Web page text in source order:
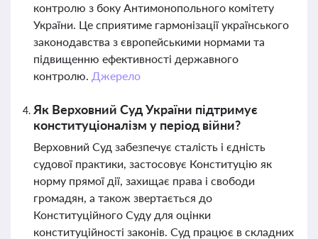
контролю з боку Антимонопольного комітету
України. Це сприятиме гармонізації українського
законодавства з європейськими нормами та
підвищенню ефективності державного
контролю. Джерело
Як Верховний Суд України підтримує
конституціоналізм у період війни?
Верховний Суд забезпечує сталість і єдність
судової практики, застосовує Конституцію як
норму прямої дії, захищає права і свободи
громадян, а також звертається до
Конституційного Суду для оцінки
конституційності законів. Суд працює в складних